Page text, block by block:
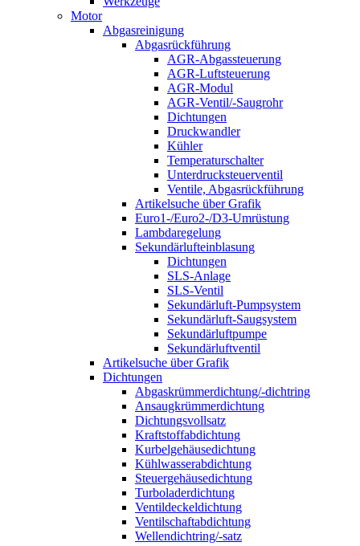
Motor
Abgasreinigung
Abgasrückführung
AGR-Abgassteuerung
AGR-Luftsteuerung
AGR-Modul
AGR-Ventil/-Saugrohr
Dichtungen
Druckwandler
Kühler
Temperaturschalter
Unterdrucksteuerventil
Ventile, Abgasrückführung
Artikelsuche über Grafik
Euro1-/Euro2-/D3-Umrüstung
Lambdaregelung
Sekundärlufteinblasung
Dichtungen
SLS-Anlage
SLS-Ventil
Sekundärluft-Pumpsystem
Sekundärluft-Saugsystem
Sekundärluftpumpe
Sekundärluftventil
Artikelsuche über Grafik
Dichtungen
Abgaskrümmerdichtung/-dichtring
Ansaugkrümmerdichtung
Dichtungsvollsatz
Kraftstoffabdichtung
Kurbelgehäusedichtung
Kühlwasserabdichtung
Steuergehäusedichtung
Turboladerdichtung
Ventildeckeldichtung
Ventilschaftabdichtung
Wellendichtring/-satz